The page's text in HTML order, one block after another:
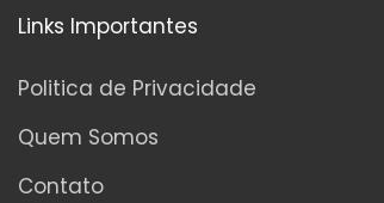
Links Importantes
Politica de Privacidade
Quem Somos
Contato